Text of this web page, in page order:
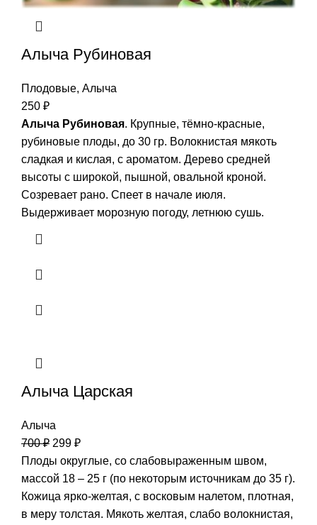
Алыча Рубиновая
Плодовые, Алыча
250 ₽
Алыча Рубиновая. Крупные, тёмно-красные,
рубиновые плоды, до 30 гр. Волокнистая мякоть
сладкая и кислая, с ароматом. Дерево средней
высоты с широкой, пышной, овальной кроной.
Созревает рано. Спеет в начале июля.
Выдерживает морозную погоду, летнюю сушь.
Алыча Царская
Алыча
700₽ 299 ₽
Плоды округлые, со слабовыраженным швом,
массой 18 – 25 г (по некоторым источникам до 35 г).
Кожица ярко-желтая, с восковым налетом, плотная,
в меру толстая. Мякоть желтая, слабо волокнистая,